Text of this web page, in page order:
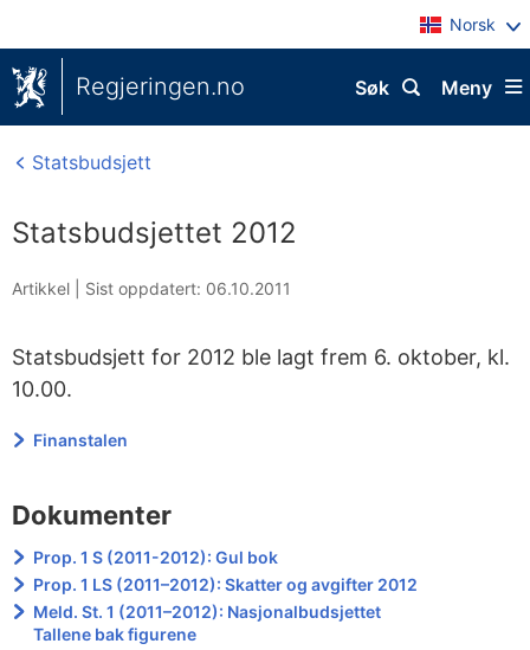
Norsk
Regjeringen.no Meny
Søk
Statsbudsjett
Statsbudsjettet 2012
Artikkel | Sist oppdatert: 06.10.2011
Statsbudsjett for 2012 ble lagt frem 6. oktober, kl.
10.00.
Finanstalen
Dokumenter
Prop. 1 S (2011-2012): Gul bok
Prop. 1 LS (2011–2012): Skatter og avgifter 2012
Meld. St. 1 (2011–2012): Nasjonalbudsjettet
Tallene bak figurene